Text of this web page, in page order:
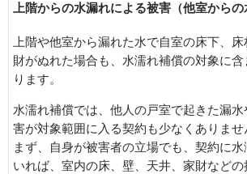
上階からの水漏れによる被害（他室からの
上階や他室から漏れた水で自室の床下、
財がぬれた場合も、水濡れ補償の対象に
ります。
水濡れ補償では、他人の戸室で起きた漏
害が対象範囲に入る契約も少なくありませ
まず、自身が被害者の立場でも、契約に
いれば、室内の床、壁、天井、家財など